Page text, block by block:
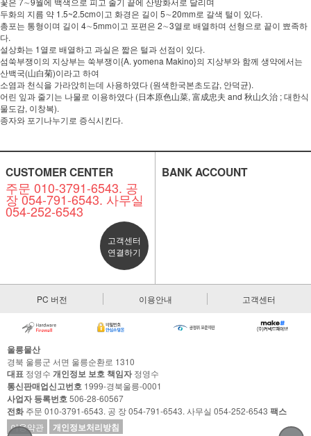
두화의 지름 약 1.5~2.5cm이고 화경은 길이 5∼20mm로 갈색 털이 있다.
총포는 통형이며 길이 4∼5mm이고 포편은 2∼3열로 배열하며 선형으로 끝이 뾰족하
다.
설상화는 1열로 배열하고 과실은 짧은 털과 선점이 있다.
섬쑥부쟁이의 지상부는 쑥부쟁이{A. yomena Makino}의 지상부와 함께 생약에서는
산백국(山白菊)이라고 하여
소염과 천식을 가라앉히는데 사용하였다 (원색한국본초도감, 안덕균).
어린 잎과 줄기는 나물로 이용하였다 (日本原色山菜, 富成忠夫 and 秋山久治 ; 대한식
물도감, 이창복).
종자와 포기나누기로 증식시킨다.
CUSTOMER CENTER
주문 010-3791-6543. 공
장 054-791-6543. 사무실
054-252-6543
고객센터
연결하기
BANK ACCOUNT
PC 버전 이용안내 고객센터
울릉물산
경북 울릉군 서면 울릉순환로 1310
대표 정영수 개인정보 보호 책임자정영수
통신판매업신고번호 1999-경북울릉-0001
사업자 등록번호506-28-60567
전화주문 010-3791-6543. 공 장 054-791-6543. 사무실 054-252-6543 팩스
이용약관 개인정보처리방침